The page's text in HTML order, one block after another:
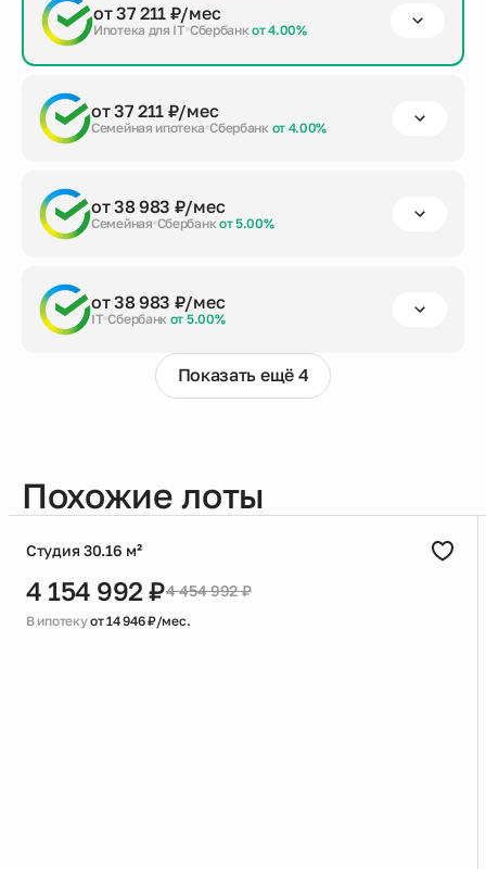
Ипотека для IT Сбербанкот 4.00%
от 37 211 ₽/мес
от 20%
первый взнос
до 30 лет
Заказать консультацию
Семейная ипотека Сбербанк от 4.00%
от 37 211 ₽/мес
от 20%
первый взнос
до 30 лет
Заказать консультацию
Семейная Сбербанк от 5.00%
от 38 983 ₽/мес
от 20%
первый взнос
до 30 лет
Заказать консультацию
IT Сбербанк от 5.00%
от 38 983 ₽/мес
до 30 лет
срок кредита
сумма кредита
Показать ещё 4
Похожие лоты
Студия 30.16 м²
4 154 992 ₽4 454 992 ₽
В ипотекуот 14 946 ₽/мес.